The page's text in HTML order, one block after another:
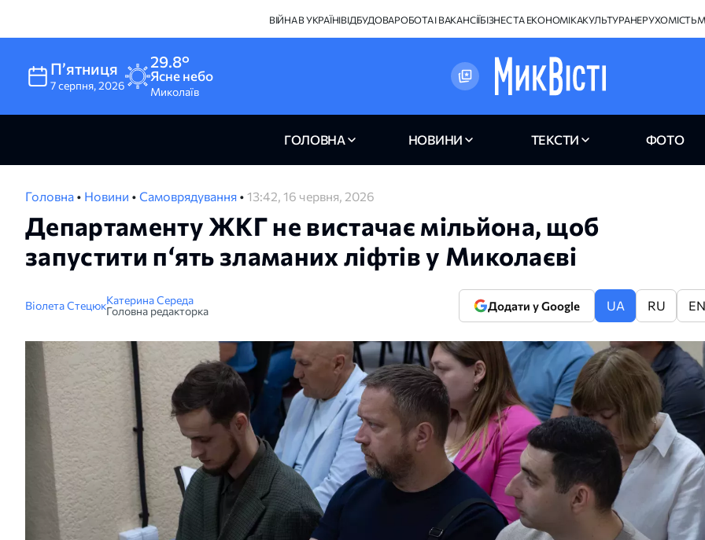
ВІЙНА В УКРАЇНІВІДБУДОВАРОБОТА І ВАКАНСІЇБІЗНЕС ТА ЕКОНОМІКАКУЛЬТУРАНЕРУХОМІСТЬ
Пʼятниця
7серпня,2026
29.8°
Ясне небо
Миколаїв
ГОЛОВНА НОВИНИ ТЕКСТИ ФОТО
Головна • Новини • Самоврядування • 13:42, 16 червня, 2026
Департаменту ЖКГ не вистачає мільйона, щоб
запустити п‘ять зламаних ліфтів у Миколаєві
Віолета СтецюкКатерина Середа
Головна редакторка
Додати у Google UA RU EN